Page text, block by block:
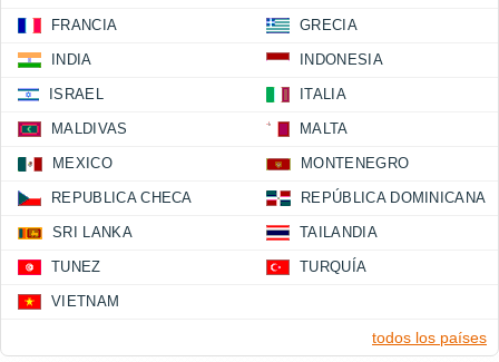
FRANCIA GRECIA
INDIA INDONESIA
ISRAEL ITALIA
MALDIVAS MALTA
MEXICO MONTENEGRO
REPUBLICA CHECA REPÚBLICA DOMINICANA
SRI LANKA TAILANDIA
TUNEZ TURQUÍA
VIETNAM
todos los países